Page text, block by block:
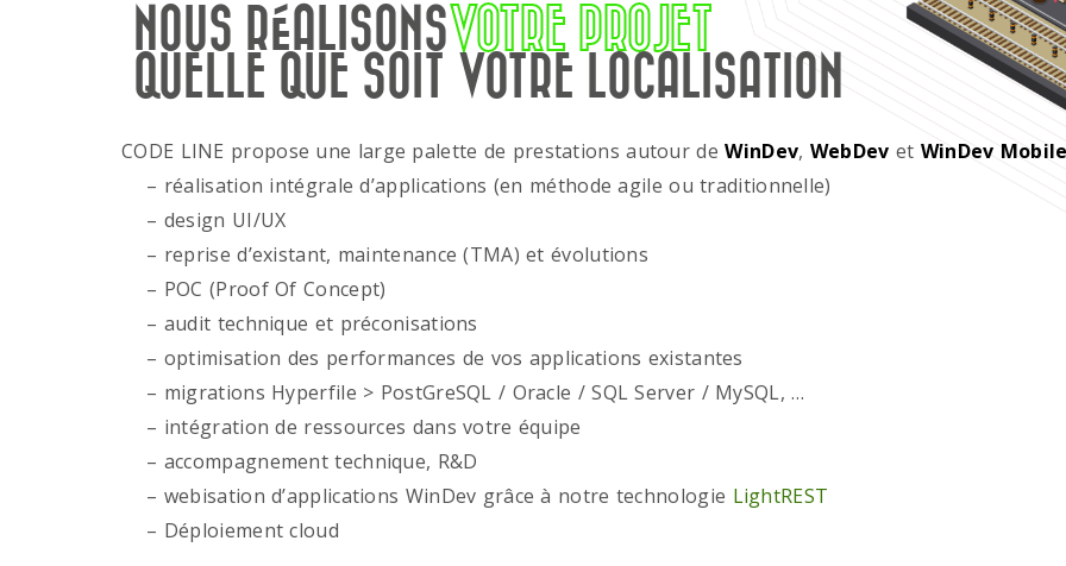
NOUS RÉALISONSVOTRE PROJET
QUELLE QUE SOIT VOTRE LOCALISATION
CODE LINE propose une large palette de prestations autour deWinDev, WebDev et WinDev
– réalisation intégrale d’applications (en méthode agile ou traditionnelle)
– design UI/UX
– reprise d’existant, maintenance (TMA) et évolutions
– POC (Proof Of Concept)
– audit technique et préconisations
– optimisation des performances de vos applications existantes
– migrations Hyperfile > PostGreSQL / Oracle / SQL Server / MySQL, …
– intégration de ressources dans votre équipe
– accompagnement technique, R&D
– webisation d’applications WinDev grâce à notre technologie LightREST
– Déploiement cloud